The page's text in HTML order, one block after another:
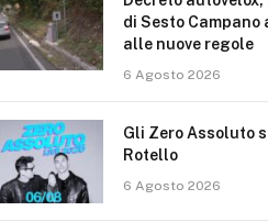
di Sesto Campano
alle nuove regole
6 Agosto 2026
Gli Zero Assoluto
Rotello
6 Agosto 2026